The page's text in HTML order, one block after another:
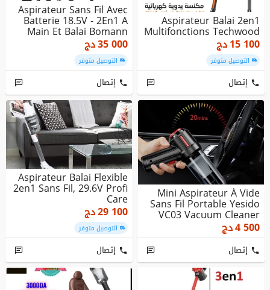
Aspirateur Balai 2en1
Multifonctions Techwood
15 100دج
التوصيل متوفر
إتصال
Aspirateur Sans Fil Avec
Batterie 18.5V - 2En1 A
Main Et Balai Bomann
35 000دج
التوصيل متوفر
إتصال
Mini Aspirateur À Vide
Sans Fil Portable Yesido
VC03 Vacuum Cleaner
4 500دج
إتصال
Aspirateur Balai Flexible
2en1 Sans Fil, 29.6V Profi
Care
29 100دج
التوصيل متوفر
إتصال